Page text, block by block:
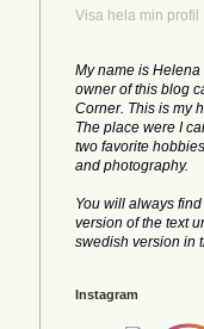
Visa hela min profil
My name is Helena
owner of this blog
Corner. This is my
The place were I
two favorite
and photography.
You will always
version of the text
swedish version in
Instagram